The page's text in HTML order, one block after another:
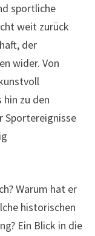
sportliche
weit zurück
der
wider. Von
zu den
Sportereignisse
Warum hat er
historischen
Ein Blick in die